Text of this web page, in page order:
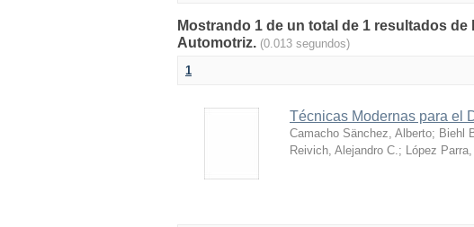
Mostrando 1 de un total de 1 resultados
Automotriz. (0.013 segundos)
1
Técnicas Modernas para el
Camacho Sänchez, Alberto; Biehl
Reivich, Alejandro C.; López